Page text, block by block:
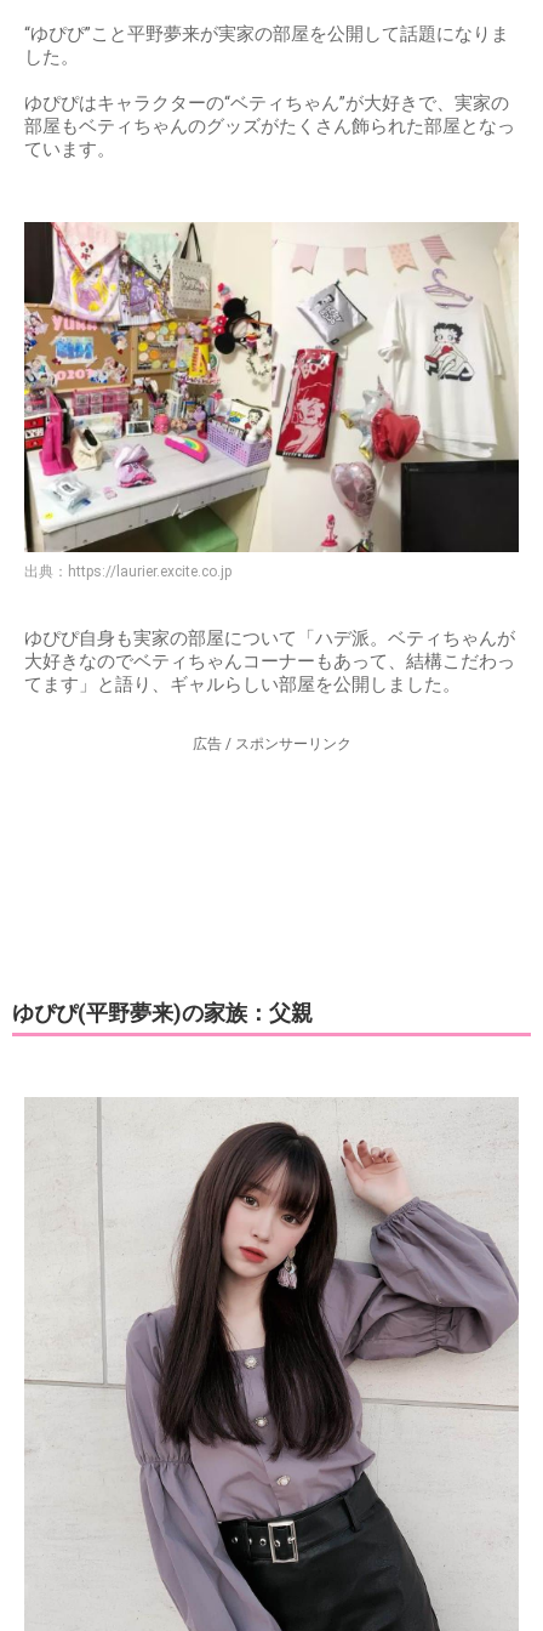
“ゆぴぴ”こと平野夢来が実家の部屋を公開して話題になりま
した。
ゆぴぴはキャラクターの“ベティちゃん”が大好きで、実家の
部屋もベティちゃんのグッズがたくさん飾られた部屋となっ
ています。
出典： https://laurier.excite.co.jp
ゆぴぴ自身も実家の部屋について「ハデ派。ベティちゃんが
大好きなのでベティちゃんコーナーもあって、結構こだわっ
てます」と語り、ギャルらしい部屋を公開しました。
広告 / スポンサーリンク
ゆぴぴ(平野夢来)の家族：父親